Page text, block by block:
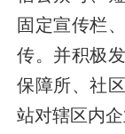
固定宣传栏
传。并积极
保障所、社
站对辖区内